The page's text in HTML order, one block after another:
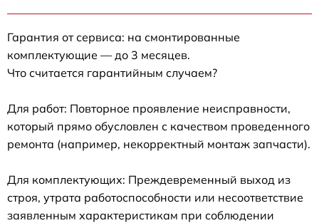
Гарантия от сервиса: на смонтированные
комплектующие — до 3 месяцев.
Что считается гарантийным случаем?
Для работ: Повторное проявление неисправности,
который прямо обусловлен с качеством проведенного
ремонта (например, некорректный монтаж запчасти).
Для комплектующих: Преждевременный выход из
строя, утрата работоспособности или несоответствие
заявленным характеристикам при соблюдении